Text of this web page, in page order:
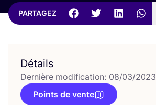
PARTAGEZ
Détails
Dernière modification: 08/03/2023
Points de vente